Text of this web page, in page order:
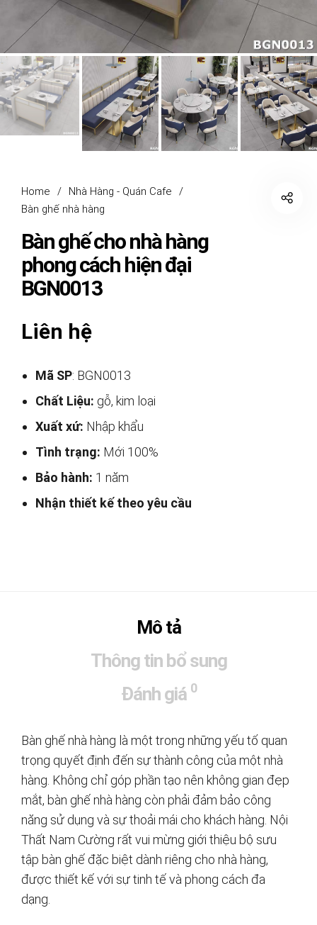
Home / Nhà Hàng - Quán Cafe
/
Bàn ghế nhà hàng
Bàn ghế cho nhà hàng
phong cách hiện đại
BGN0013
Liên hệ
Mã SP: BGN0013
Chất Liệu: gỗ, kim loại
Xuất xứ: Nhập khẩu
Tình trạng: Mới 100%
Bảo hành: 1 năm
Nhận thiết kế theo yêu cầu
Mô tả
Thông tin bổ sung
Đánh giá 0
Bàn ghế nhà hàng là một trong những yếu tố quan
trọng quyết định đến sự thành công của một nhà
hàng. Không chỉ góp phần tạo nên không gian đẹp
mắt, bàn ghế nhà hàng còn phải đảm bảo công
năng sử dụng và sự thoải mái cho khách hàng. Nội
Thất Nam Cường rất vui mừng giới thiệu bộ sưu
tập bàn ghế đặc biệt dành riêng cho nhà hàng,
được thiết kế với sự tinh tế và phong cách đa
dạng.